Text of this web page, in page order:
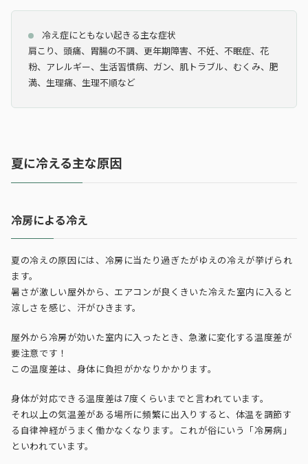
冷え症にともない起きる主な症状
肩こり、頭痛、胃腸の不調、更年期障害、不妊、不眠症、花
粉、アレルギー、生活習慣病、ガン、肌トラブル、むくみ、肥
満、生理痛、生理不順など
夏に冷える主な原因
冷房による冷え
夏の冷えの原因には、冷房に当たり過ぎたがゆえの冷えが挙げられ
ます。
暑さが激しい屋外から、エアコンが良くきいた冷えた室内に入ると
涼しさを感じ、汗がひきます。
屋外から冷房が効いた室内に入ったとき、急激に変化する温度差が
要注意です！
この温度差は、身体に負担がかなりかかります。
身体が対応できる温度差は7度くらいまでと言われています。
それ以上の気温差がある場所に頻繁に出入りすると、体温を調節す
る自律神経がうまく働かなくなります。これが俗にいう「冷房病」
といわれています。